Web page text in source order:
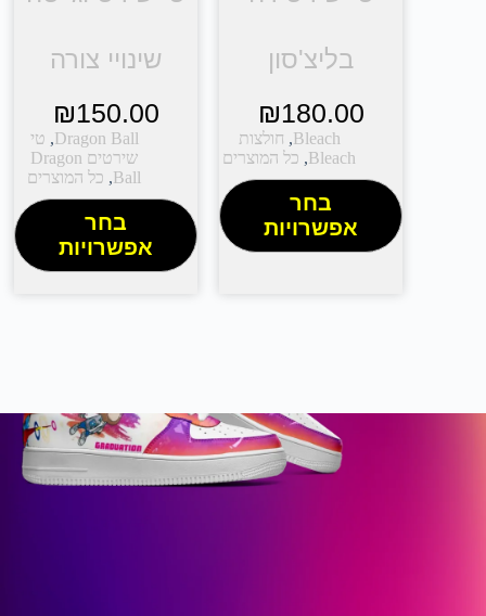
בליצ'סון
₪180.00
Bleach
, חולצות
Bleach
, כל המוצרים
בחר
אפשרויות
שינויי צורה
₪150.00
Dragon Ball
, טי
שירטים Dragon
Ball
, כל המוצרים
בחר
אפשרויות